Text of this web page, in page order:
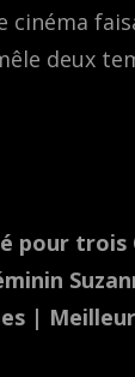
cinéma
deux
pour trois
|